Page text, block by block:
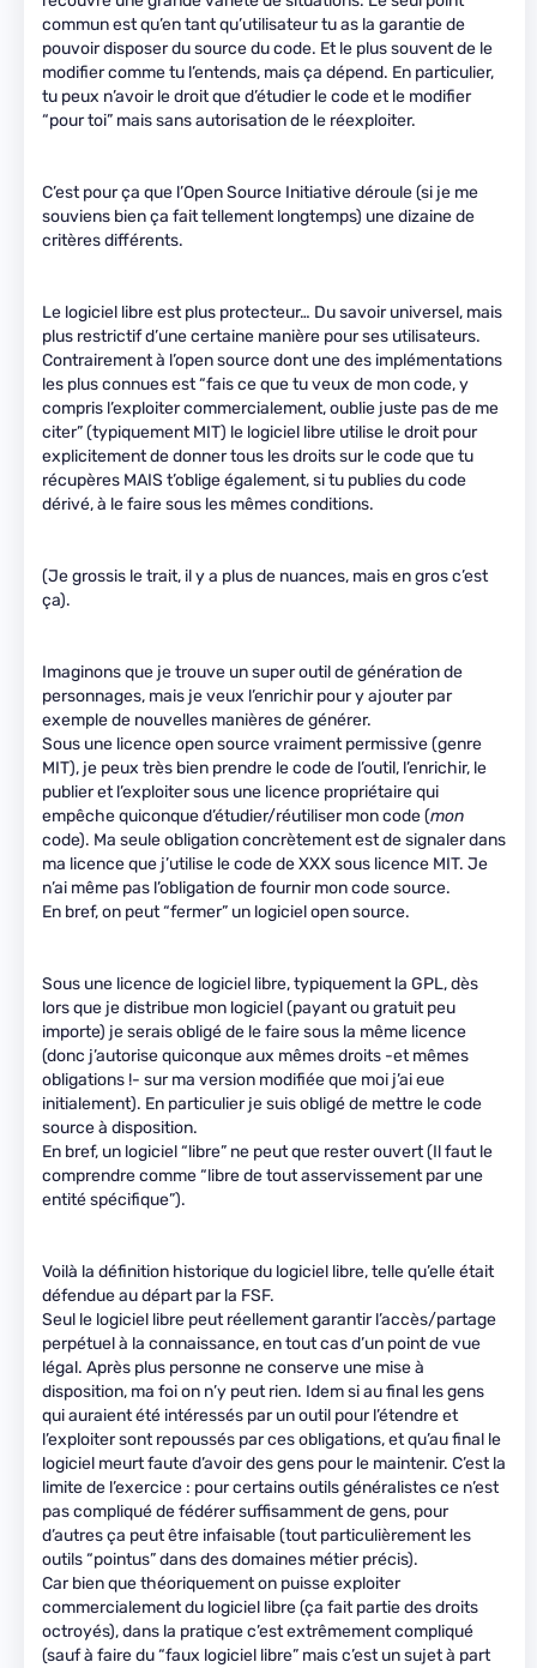
commun est qu’en tant qu’utilisateur tu as la garantie de
pouvoir disposer du source du code. Et le plus souvent de le
modifier comme tu l’entends, mais ça dépend. En particulier,
tu peux n’avoir le droit que d’étudier le code et le modifier
“pour toi” mais sans autorisation de le réexploiter.
C’est pour ça que l’Open Source Initiative déroule (si je me
souviens bien ça fait tellement longtemps) une dizaine de
critères différents.
Le logiciel libre est plus protecteur… Du savoir universel, mais
plus restrictif d’une certaine manière pour ses utilisateurs.
Contrairement à l’open source dont une des implémentations
les plus connues est “fais ce que tu veux de mon code, y
compris l’exploiter commercialement, oublie juste pas de me
citer” (typiquement MIT) le logiciel libre utilise le droit pour
explicitement de donner tous les droits sur le code que tu
récupères MAIS t’oblige également, si tu publies du code
dérivé, à le faire sous les mêmes conditions.
(Je grossis le trait, il y a plus de nuances, mais en gros c’est
ça).
Imaginons que je trouve un super outil de génération de
personnages, mais je veux l’enrichir pour y ajouter par
exemple de nouvelles manières de générer.
Sous une licence open source vraiment permissive (genre
MIT), je peux très bien prendre le code de l’outil, l’enrichir, le
publier et l’exploiter sous une licence propriétaire qui
empêche quiconque d’étudier/réutiliser mon code (mon
code). Ma seule obligation concrètement est de signaler dans
ma licence que j’utilise le code de XXX sous licence MIT. Je
n’ai même pas l’obligation de fournir mon code source.
En bref, on peut “fermer” un logiciel open source.
Sous une licence de logiciel libre, typiquement la GPL, dès
lors que je distribue mon logiciel (payant ou gratuit peu
importe) je serais obligé de le faire sous la même licence
(donc j’autorise quiconque aux mêmes droits -et mêmes
obligations !- sur ma version modifiée que moi j’ai eue
initialement). En particulier je suis obligé de mettre le code
source à disposition.
En bref, un logiciel “libre” ne peut que rester ouvert (Il faut le
comprendre comme “libre de tout asservissement par une
entité spécifique”).
Voilà la définition historique du logiciel libre, telle qu’elle était
défendue au départ par la FSF.
Seul le logiciel libre peut réellement garantir l’accès/partage
perpétuel à la connaissance, en tout cas d’un point de vue
légal. Après plus personne ne conserve une mise à
disposition, ma foi on n’y peut rien. Idem si au final les gens
qui auraient été intéressés par un outil pour l’étendre et
l’exploiter sont repoussés par ces obligations, et qu’au final le
logiciel meurt faute d’avoir des gens pour le maintenir. C’est la
limite de l’exercice : pour certains outils généralistes ce n’est
pas compliqué de fédérer suffisamment de gens, pour
d’autres ça peut être infaisable (tout particulièrement les
outils “pointus” dans des domaines métier précis).
Car bien que théoriquement on puisse exploiter
commercialement du logiciel libre (ça fait partie des droits
octroyés), dans la pratique c’est extrêmement compliqué
(sauf à faire du “faux logiciel libre” mais c’est un sujet à part